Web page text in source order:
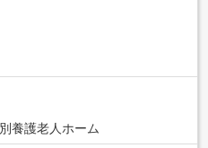
養護老人ホーム